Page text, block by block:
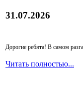
31.07.2026
Дорогие ребята! В самом
Читать полностью...